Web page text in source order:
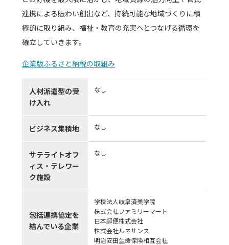
連携による賑わい創出など、持続可能な地域づくりに積
極的に取り組み、福祉・教育の充実へとつなげる循環を
確立していきます。
企業版ふるさと納税の取組み
人材派遣型の受
け入れ
なし
ビジネス集積地 なし
サテライトオフ
ィス・テレワー
ク施設
なし
包括連携協定を
結んでいる企業
学校法人岐阜済美学院
株式会社ファミリーマート
日本郵便株式会社
株式会社ルネサンス
明治安田生命保険相互会社